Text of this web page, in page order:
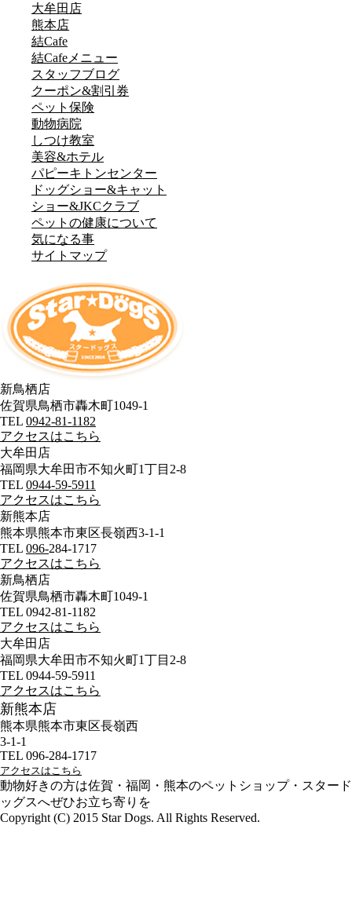
大牟田店
熊本店
結Cafe
結Cafeメニュー
スタッフブログ
クーポン&割引券
ペット保険
動物病院
しつけ教室
美容&ホテル
パピーキトンセンター
ドッグショー&キャット
ショー&JKCクラブ
ペットの健康について
気になる事
サイトマップ
新鳥栖店
佐賀県鳥栖市轟木町1049-1
TEL 0942-81-1182
アクセスはこちら
大牟田店
福岡県大牟田市不知火町1丁目2-8
TEL 0944-59-5911
アクセスはこちら
新熊本店
熊本県熊本市東区長嶺西3-1-1
TEL 096-284-1717
アクセスはこちら
新鳥栖店
佐賀県鳥栖市轟木町1049-1
TEL 0942-81-1182
アクセスはこちら
大牟田店
福岡県大牟田市不知火町1丁目2-8
TEL 0944-59-5911
アクセスはこちら
新熊本店
熊本県熊本市東区長嶺西
3-1-1
TEL 096-284-1717
アクセスはこちら
動物好きの方は佐賀・福岡・熊本のペットショップ・スタード
ッグスへぜひお立ち寄りを
Copyright (C) 2015 Star Dogs. All Rights Reserved.